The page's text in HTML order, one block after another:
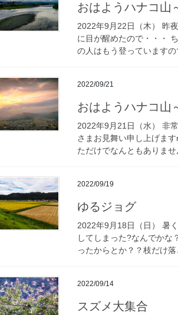
おはようハナコ山
2022年9月22日（木） 昨
に目が醒めたので・・・
の人はもう登っています
2022/09/21
おはようハナコ山
2022年9月21日（水） 非
さまお見舞い申し上げま
ただけでなんともありま
2022/09/19
ゆるジョグ
2022年9月18日（日） 暑
してしまった?なんでかな
ったからとか？？枝だけ
2022/09/14
スズメ大集合